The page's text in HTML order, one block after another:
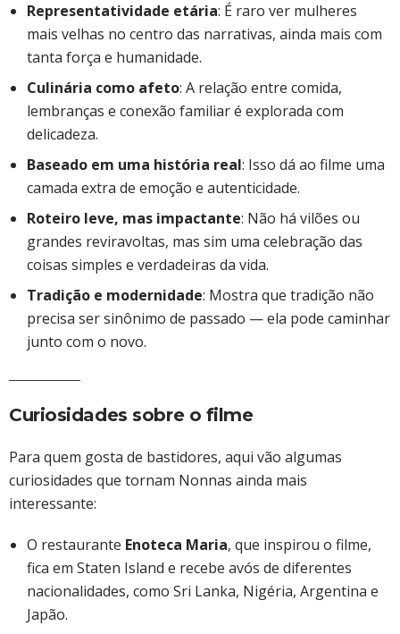
Representatividade etária: É raro ver mulheres
mais velhas no centro das narrativas, ainda mais com
tanta força e humanidade.
Culinária como afeto: A relação entre comida,
lembranças e conexão familiar é explorada com
delicadeza.
Baseado em uma história real: Isso dá ao filme uma
camada extra de emoção e autenticidade.
Roteiro leve, mas impactante: Não há vilões ou
grandes reviravoltas, mas sim uma celebração das
coisas simples e verdadeiras da vida.
Tradição e modernidade: Mostra que tradição não
precisa ser sinônimo de passado — ela pode caminhar
junto com o novo.
Curiosidades sobre o filme
Para quem gosta de bastidores, aqui vão algumas
curiosidades que tornam Nonnas ainda mais
interessante:
O restaurante Enoteca Maria, que inspirou o filme,
fica em Staten Island e recebe avós de diferentes
nacionalidades, como Sri Lanka, Nigéria, Argentina e
Japão.